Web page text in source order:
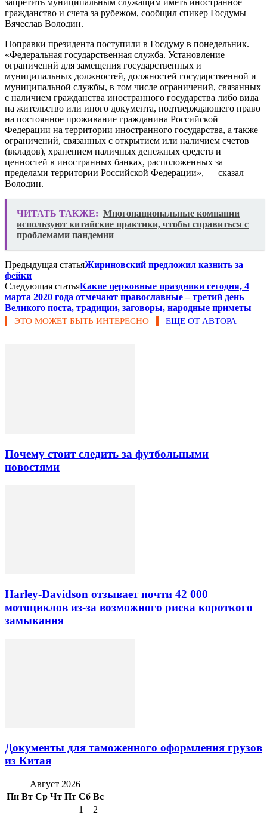
гражданство и счета за рубежом, сообщил спикер Госдумы
Вячеслав Володин.
Поправки президента поступили в Госдуму в понедельник.
«Федеральная государственная служба. Установление
ограничений для замещения государственных и
муниципальных должностей, должностей государственной и
муниципальной службы, в том числе ограничений, связанных
с наличием гражданства иностранного государства либо вида
на жительство или иного документа, подтверждающего право
на постоянное проживание гражданина Российской
Федерации на территории иностранного государства, а также
ограничений, связанных с открытием или наличием счетов
(вкладов), хранением наличных денежных средств и
ценностей в иностранных банках, расположенных за
пределами территории Российской Федерации», — сказал
Володин.
ЧИТАТЬ ТАКЖЕ: Многонациональные компании
используют китайские практики, чтобы справиться с
проблемами пандемии
Предыдущая статьяЖириновский предложил казнить за
фейки
Следующая статьяКакие церковные праздники сегодня, 4
марта 2020 года отмечают православные – третий день
Великого поста, традиции, заговоры, народные приметы
ЭТО МОЖЕТ БЫТЬ ИНТЕРЕСНО ЕЩЕ ОТ АВТОРА
Почему стоит следить за футбольными
новостями
Harley-Davidson отзывает почти 42 000
мотоциклов из-за возможного риска короткого
замыкания
Документы для таможенного оформления грузов
из Китая
Август 2026
Пн Вт Ср Чт Пт Сб Вс
1
2